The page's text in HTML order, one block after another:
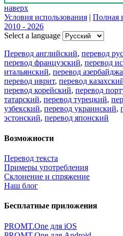
Цифровая эволюция перевода:
CAT-систему PROMT
18 февраля 2026 года
посвященный Академической
для представителей высших
провела Наталья Железняк,
Поделиться переводом
×
идет загрузка...